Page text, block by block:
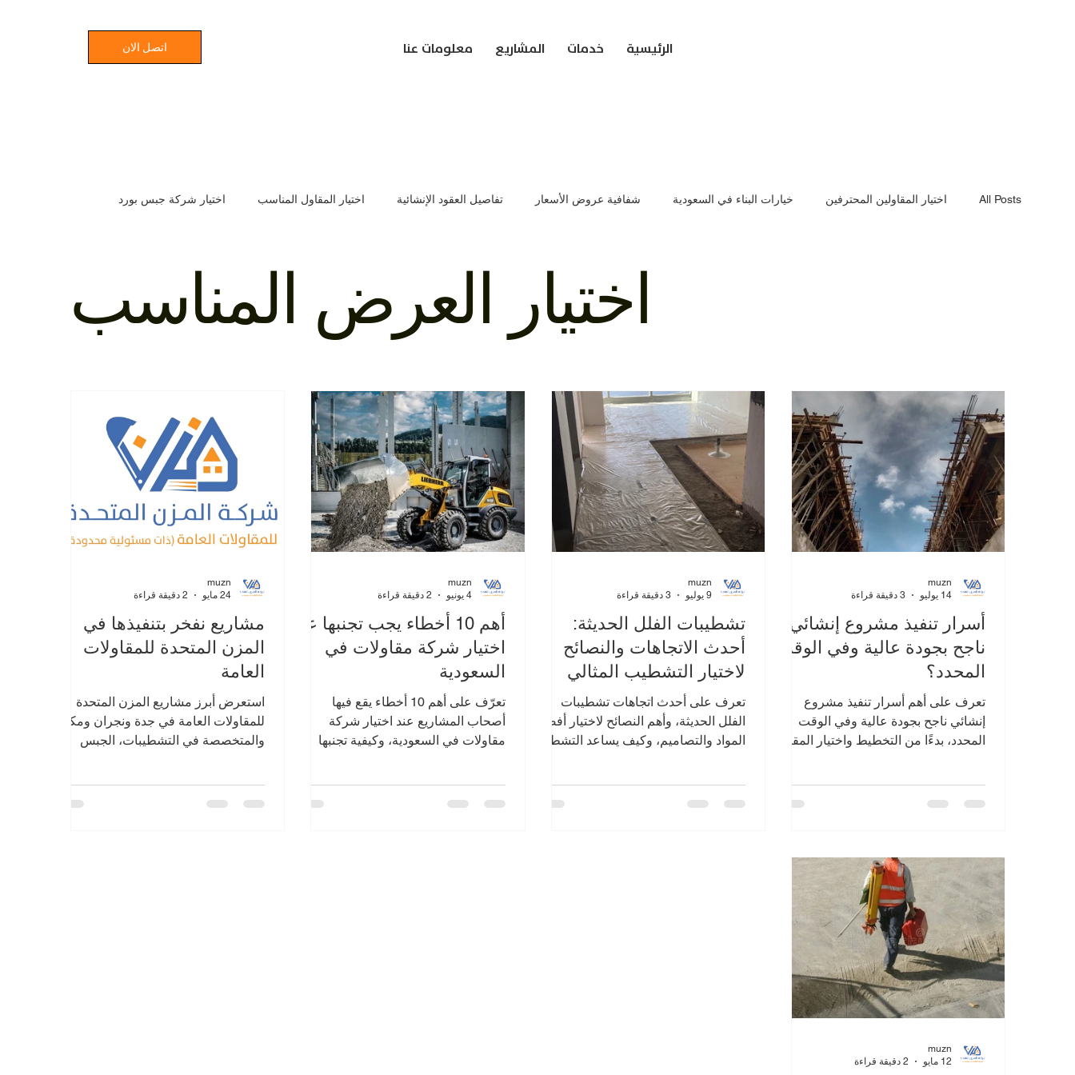
معلومات عنا المشاريع خدمات الرئيسية اتصل الان
All Posts اختيار المقاولين المحترفين خيارات البناء في السعودية شفافية عروض الأسعار تفاصيل العقود الإنشائية اختيار المقاول المناسب اختيار شركة جبس بورد
مشاريع البناء في السعودية تقنيات البناء الحديثة أسباب تأخير المشاريع الإنشائية مدة بناء الفلل
عقود البناء أهمية التشطيبات في البناء إدارة تكاليف المشاريع الجودة في المشاريع الإنشائية إدارة مشاريع الهدم نصائح توقيع العقود
عقود المقاولات الذكية إدارة تكاليف البناء إدارة ميزانية المشاريع
اختيار العرض المناسب
أسرار تنفيذ مشروع إنشائي
ناجح بجودة عالية وفي الوقت
المحدد؟
تعرف على أهم أسرار تنفيذ مشروع
إنشائي ناجح بجودة عالية وفي الوقت
المحدد، بدءًا من التخطيط واختيار المقاول
muzn
14 يوليو
3 دقيقة قراءة
تشطيبات الفلل الحديثة:
أحدث الاتجاهات والنصائح
لاختيار التشطيب المثالي
تعرف على أحدث اتجاهات تشطيبات
الفلل الحديثة، وأهم النصائح لاختيار أفضل
المواد والتصاميم، وكيف يساعد التشطيب
muzn
9 يوليو
3 دقيقة قراءة
أهم 10 أخطاء يجب تجنبها عند
اختيار شركة مقاولات في
السعودية
تعرّف على أهم 10 أخطاء يقع فيها
أصحاب المشاريع عند اختيار شركة
مقاولات في السعودية، وكيفية تجنبها
الإنشائي
muzn
4 يونيو
2 دقيقة قراءة
مشاريع نفخر بتنفيذها في
المزن المتحدة للمقاولات
العامة
استعرض أبرز مشاريع المزن المتحدة
للمقاولات العامة في جدة ونجران ومكة،
والمتخصصة في التشطيبات، الجبس
muzn
24 مايو
2 دقيقة قراءة
muzn
12 مايو
2 دقيقة قراءة